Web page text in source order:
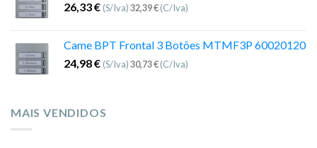
26,33€ (S/Iva)32,39€(C/Iva)
Came BPT Frontal 3 Botões MTMF3P 60020120
24,98€ (S/Iva)30,73€(C/Iva)
MAIS VENDIDOS